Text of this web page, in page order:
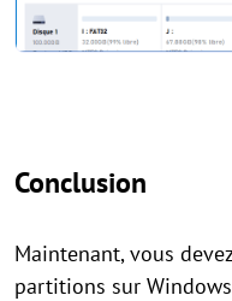
Conclusion
Maintenant, vous
partitions sur